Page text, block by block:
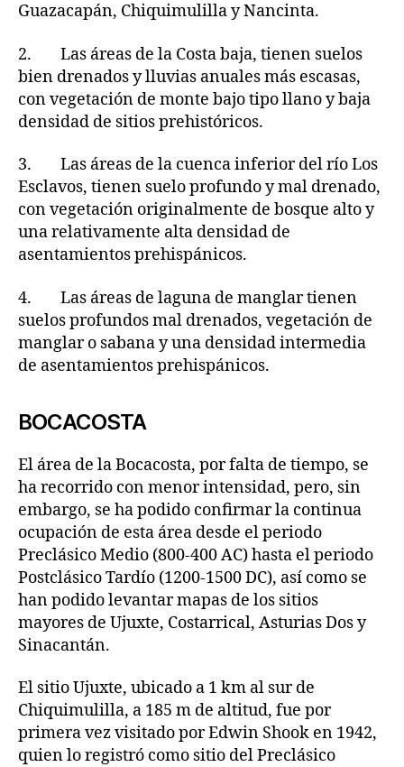
Guazacapán, Chiquimulilla y Nancinta.
2. Las áreas de la Costa baja, tienen suelos
bien drenados y lluvias anuales más escasas,
con vegetación de monte bajo tipo llano y baja
densidad de sitios prehistóricos.
3. Las áreas de la cuenca inferior del río Los
Esclavos, tienen suelo profundo y mal drenado,
con vegetación originalmente de bosque alto y
una relativamente alta densidad de
asentamientos prehispánicos.
4. Las áreas de laguna de manglar tienen
suelos profundos mal drenados, vegetación de
manglar o sabana y una densidad intermedia
de asentamientos prehispánicos.
BOCACOSTA
El área de la Bocacosta, por falta de tiempo, se
ha recorrido con menor intensidad, pero, sin
embargo, se ha podido confirmar la continua
ocupación de esta área desde el periodo
Preclásico Medio (800-400 AC) hasta el periodo
Postclásico Tardío (1200-1500 DC), así como se
han podido levantar mapas de los sitios
mayores de Ujuxte, Costarrical, Asturias Dos y
Sinacantán.
El sitio Ujuxte, ubicado a 1 km al sur de
Chiquimulilla, a 185 m de altitud, fue por
primera vez visitado por Edwin Shook en 1942,
quien lo registró como sitio del Preclásico